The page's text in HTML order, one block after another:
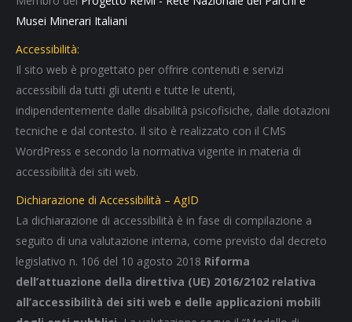
Musei Minerari Italiani
Accessibilità:
Il sito web è progettato per offrire contenuti e servizi
accessibili da tutti gli utenti e tutte le utenti,
indipendentemente dalle disabilità psicofisiche, dalle dotazioni
tecniche e dal contesto. Il sito è realizzato con il CMS
WordPress e secondo la normativa vigente in materia di
accessibilità dei siti web.
Dichiarazione di Accessibilità – AgID
La dichiarazione di accessibilità è in fase di compilazione a
seguito di una valutazione interna, come previsto dal decreto
legislativo n. 106 del 10 agosto 2018 Riforma
dell’attuazione della direttiva (UE) 2016/2102 relativa
all’accessibilità dei siti web e delle applicazioni mobili